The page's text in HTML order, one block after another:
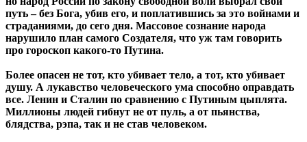
путь – без Бога, убив его, и поплатившись за это войнами и
страданиями, до сего дня. Массовое сознание народа
нарушило план самого Создателя, что уж там говорить
про гороскоп какого-то Путина.
Более опасен не тот, кто убивает тело, а тот, кто убивает
душу. А лукавство человеческого ума способно оправдать
все. Ленин и Сталин по сравнению с Путиным цыплята.
Миллионы людей гибнут не от пуль, а от пьянства,
блядства, рэпа, так и не став человеком.